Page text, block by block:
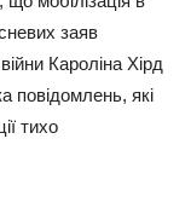
заяв
Кароліна Хірд
повідомлень, які
тихо